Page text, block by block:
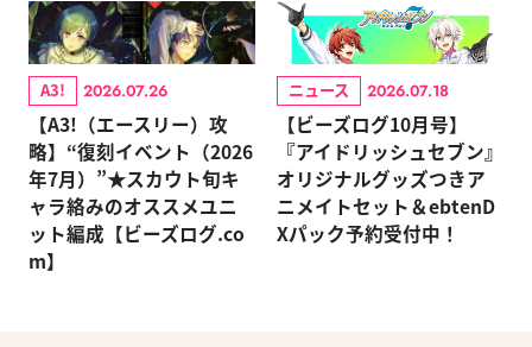
A3! 2026.07.26
【A3!（エースリー）攻
略】“復刻イベント（2026
年7月）”★スカウト旬キ
ャラ絡みのオススメユニ
ット編成【ビーズログ.co
m】
ニュース 2026.07.18
【ビーズログ10月号】
『アイドリッシュセブン』
オリジナルグッズつきア
ニメイトセット＆ebtenD
Xパック予約受付中！